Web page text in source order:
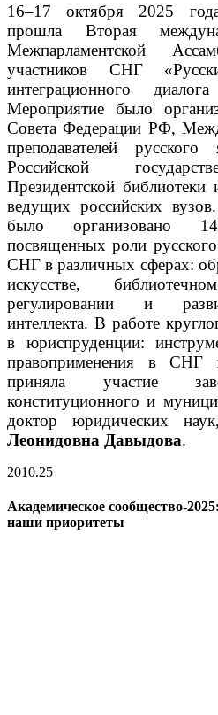
16–17 октября 2025
прошла Вторая
Межпарламентской
участников СНГ
интеграционного
Мероприятие было
Совета Федерации РФ,
преподавателей
Российской
Президентской
ведущих российских
было организовано
посвященных роли
СНГ в различных сферах:
искусстве,
регулировании и
интеллекта. В работе
в юриспруденции:
правоприменения в СНГ
приняла участие
конституционного и
доктор юридических
Леонидовна Давыдова.
2010.25
Академическое сообщество-
наши приоритеты